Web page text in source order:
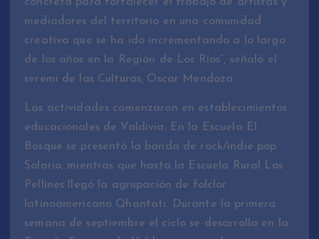
mediadores del territorio en una comunidad
creativa que se ha ido incrementando a lo largo
de los años en la Región de Los Ríos”, señaló el
seremi de las Culturas, Oscar Mendoza.
Las actividades comenzaron en establecimientos
educacionales de Valdivia. En la Escuela El
Bosque se presentó la banda de rock/indie pop
Solario, mientras que hasta la Escuela Rural Los
Pellines llegó la agrupación de folclor
latinoamericano Qhantati. Durante la primera
semana de septiembre el ciclo se desarrolla en la